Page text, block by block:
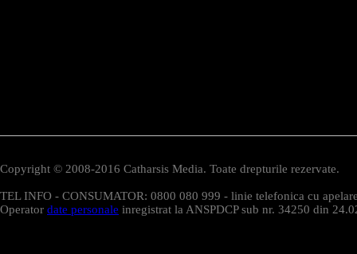
Copyright © 2008-2016 Catharsis Media. Toate drepturile rezervate.
TEL INFO - CONSUMATOR: 0800 080 999 - linie telefonica cu
Operator date personale inregistrat la ANSPDCP sub nr. 34250 din